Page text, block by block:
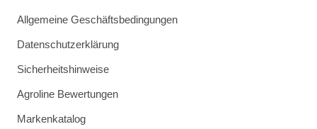
Allgemeine Geschäftsbedingungen
Datenschutzerklärung
Sicherheitshinweise
Agroline Bewertungen
Markenkatalog